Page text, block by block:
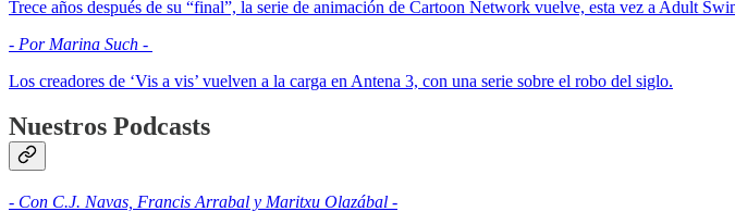
Trece años después de su “final”, la serie de animación de Cartoon Network vuelve, esta vez a Adult
- Por Marina Such -
Los creadores de ‘Vis a vis’ vuelven a la carga en Antena 3, con una serie sobre el robo del siglo.
Nuestros Podcasts
- Con C.J. Navas, Francis Arrabal y Maritxu Olazábal -